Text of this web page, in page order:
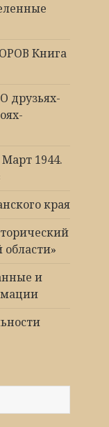
Книга
друзьях-
1944.
края
и